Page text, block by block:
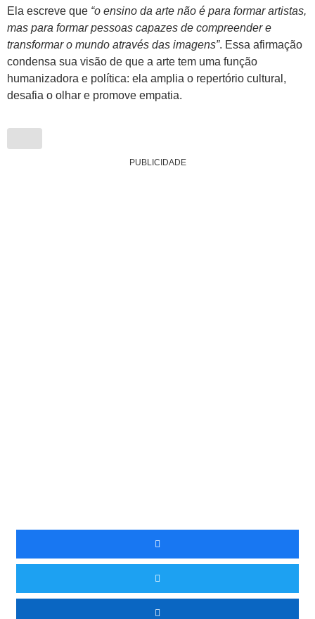
Ela escreve que “o ensino da arte não é para formar artistas,
mas para formar pessoas capazes de compreender e
transformar o mundo através das imagens”. Essa afirmação
condensa sua visão de que a arte tem uma função
humanizadora e política: ela amplia o repertório cultural,
desafia o olhar e promove empatia.
PUBLICIDADE